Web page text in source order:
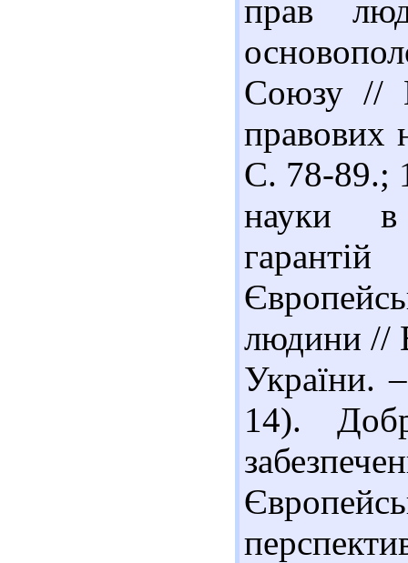
прав
Союзу //
правових
С. 78-89.;
науки в
людини //
України.
14).